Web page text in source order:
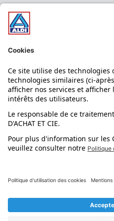
Nos bons plans
Nos rayons
Nos marques
Nos astuces
Évènements
L'application mobile